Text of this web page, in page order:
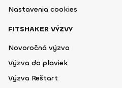
Nastavenia cookies
FITSHAKER VÝZVY
Novoročná výzva
Výzva do plaviek
Výzva Reštart